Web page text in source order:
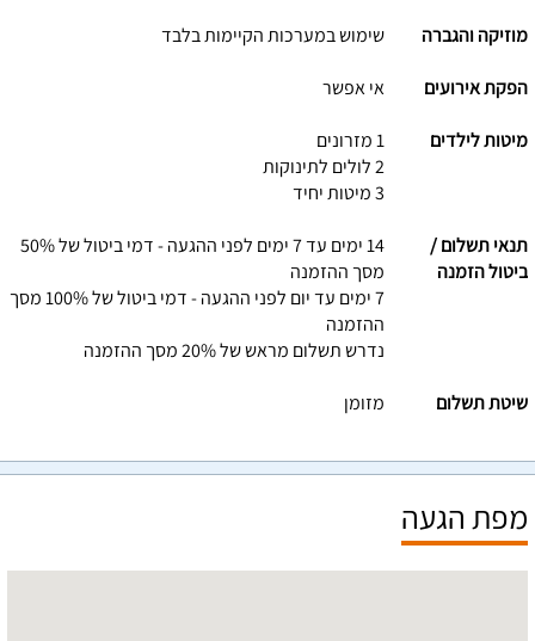
מוזיקה והגברה שימוש במערכות הקיימות בלבד
הפקת אירועים אי אפשר
מיטות לילדים
1 מזרונים
2 לולים לתינוקות
3 מיטות יחיד
תנאי תשלום /
ביטול הזמנה
14 ימים עד 7 ימים לפני ההגעה - דמי ביטול של 50%
מסך ההזמנה
7 ימים עד יום לפני ההגעה - דמי ביטול של 100% מסך
ההזמנה
נדרש תשלום מראש של 20% מסך ההזמנה
שיטת תשלום מזומן
מפת הגעה